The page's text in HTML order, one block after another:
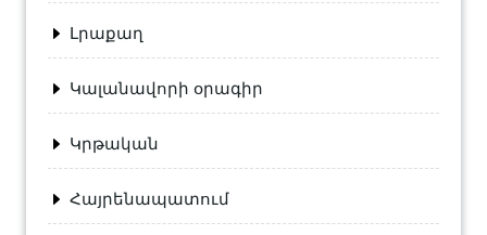
Լրաքաղ
Կալանավորի օրագիր
Կրթական
Հայրենապատում